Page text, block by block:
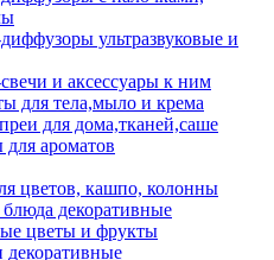
ультразвуковые и
и аксессуары к ним
для тела,мыло и крема
для дома,тканей,саше
ароматов
цветов, кашпо, колонны
декоративные
цветы и фрукты
декоративные